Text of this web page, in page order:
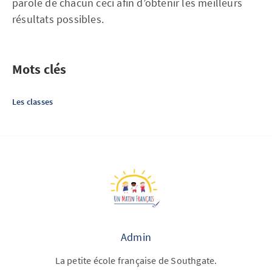
résultats possibles.
Mots clés
Les classes
Admin
La petite école française de Southgate.